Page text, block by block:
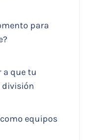
para
a que tu
división
equipos